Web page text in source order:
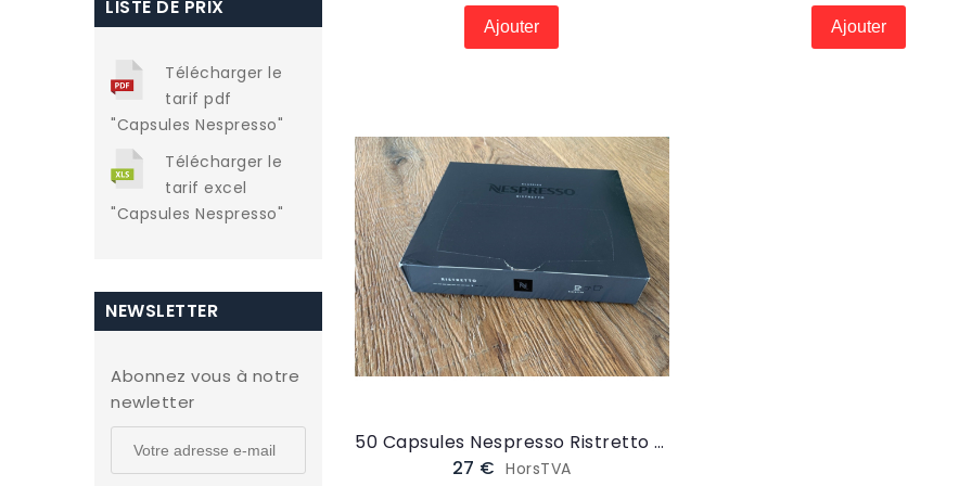
LISTE DE PRIX
Télécharger le
tarif pdf
"Capsules Nespresso"
Télécharger le
tarif excel
"Capsules Nespresso"
NEWSLETTER
Abonnez vous à notre
newletter
Ajouter Ajouter
50 Capsules Nespresso Ristretto (NESPRESSORISTRETTO)
27 € HorsTVA